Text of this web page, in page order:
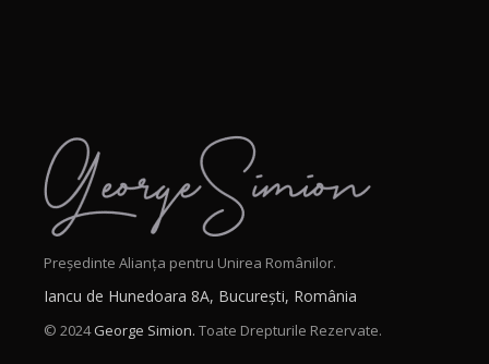
Președinte Alianța pentru Unirea Românilor.
Iancu de Hunedoara 8A, București, România
© 2024George Simion. Toate Drepturile Rezervate.